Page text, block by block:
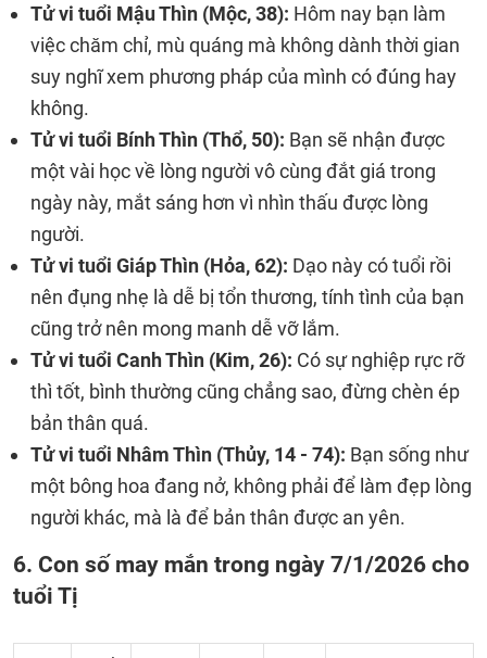
Tử vi tuổi Mậu Thìn (Mộc, 38): Hôm nay bạn làm
việc chăm chỉ, mù quáng mà không dành thời gian
suy nghĩ xem phương pháp của mình có đúng hay
không.
Tử vi tuổi Bính Thìn (Thổ, 50): Bạn sẽ nhận được
một vài học về lòng người vô cùng đắt giá trong
ngày này, mắt sáng hơn vì nhìn thấu được lòng
người.
Tử vi tuổi Giáp Thìn (Hỏa, 62): Dạo này có tuổi rồi
nên đụng nhẹ là dễ bị tổn thương, tính tình của bạn
cũng trở nên mong manh dễ vỡ lắm.
Tử vi tuổi Canh Thìn (Kim, 26): Có sự nghiệp rực rỡ
thì tốt, bình thường cũng chẳng sao, đừng chèn ép
bản thân quá.
Tử vi tuổi Nhâm Thìn (Thủy, 14 - 74): Bạn sống như
một bông hoa đang nở, không phải để làm đẹp lòng
người khác, mà là để bản thân được an yên.
6. Con số may mắn trong ngày 7/1/2026 cho
tuổi Tị